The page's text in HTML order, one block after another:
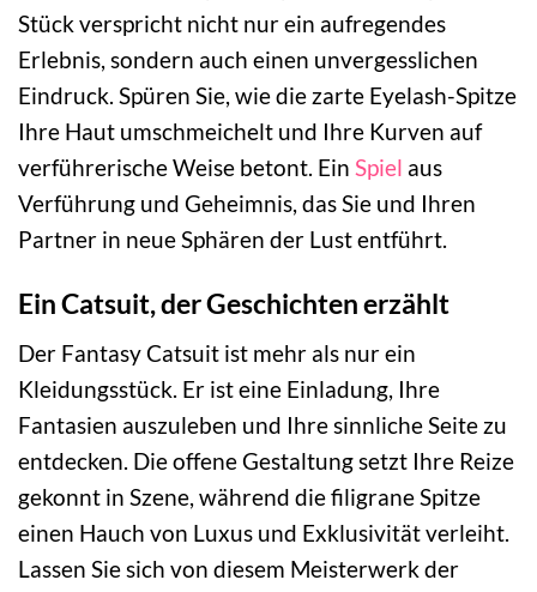
Stück verspricht nicht nur ein aufregendes
Erlebnis, sondern auch einen unvergesslichen
Eindruck. Spüren Sie, wie die zarte Eyelash-Spitze
Ihre Haut umschmeichelt und Ihre Kurven auf
verführerische Weise betont. Ein Spiel aus
Verführung und Geheimnis, das Sie und Ihren
Partner in neue Sphären der Lust entführt.
Ein Catsuit, der Geschichten erzählt
Der Fantasy Catsuit ist mehr als nur ein
Kleidungsstück. Er ist eine Einladung, Ihre
Fantasien auszuleben und Ihre sinnliche Seite zu
entdecken. Die offene Gestaltung setzt Ihre Reize
gekonnt in Szene, während die filigrane Spitze
einen Hauch von Luxus und Exklusivität verleiht.
Lassen Sie sich von diesem Meisterwerk der